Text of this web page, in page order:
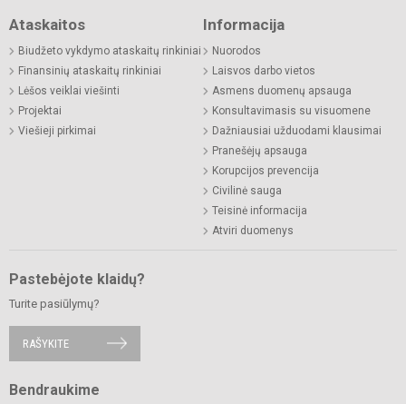
Ataskaitos
Biudžeto vykdymo ataskaitų rinkiniai
Finansinių ataskaitų rinkiniai
Lėšos veiklai viešinti
Projektai
Viešieji pirkimai
Informacija
Nuorodos
Laisvos darbo vietos
Asmens duomenų apsauga
Konsultavimasis su visuomene
Dažniausiai užduodami klausimai
Pranešėjų apsauga
Korupcijos prevencija
Civilinė sauga
Teisinė informacija
Atviri duomenys
Pastebėjote klaidų?
Turite pasiūlymų?
RAŠYKITE
Bendraukime